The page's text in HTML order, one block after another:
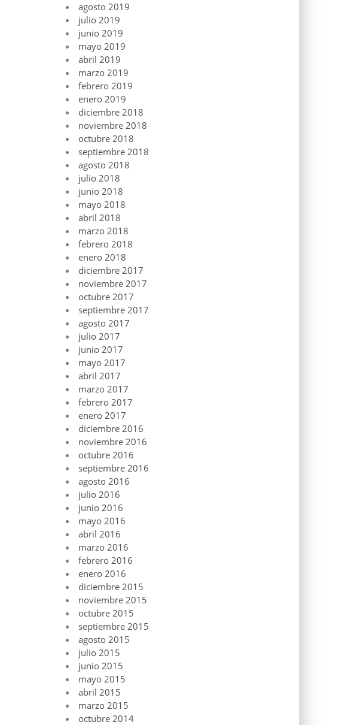
agosto 2019
julio 2019
junio 2019
mayo 2019
abril 2019
marzo 2019
febrero 2019
enero 2019
diciembre 2018
noviembre 2018
octubre 2018
septiembre 2018
agosto 2018
julio 2018
junio 2018
mayo 2018
abril 2018
marzo 2018
febrero 2018
enero 2018
diciembre 2017
noviembre 2017
octubre 2017
septiembre 2017
agosto 2017
julio 2017
junio 2017
mayo 2017
abril 2017
marzo 2017
febrero 2017
enero 2017
diciembre 2016
noviembre 2016
octubre 2016
septiembre 2016
agosto 2016
julio 2016
junio 2016
mayo 2016
abril 2016
marzo 2016
febrero 2016
enero 2016
diciembre 2015
noviembre 2015
octubre 2015
septiembre 2015
agosto 2015
julio 2015
junio 2015
mayo 2015
abril 2015
marzo 2015
octubre 2014